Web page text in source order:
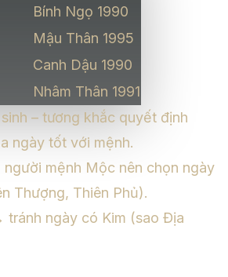
Bính Ngọ 1990
Mậu Thân 1995
Canh Dậu 1990
Nhâm Thân 1991
– tương khắc quyết định
ngày tốt với mệnh.
mệnh Mộc nên chọn ngày
Thượng, Thiên Phủ).
tránh ngày có Kim (sao Địa